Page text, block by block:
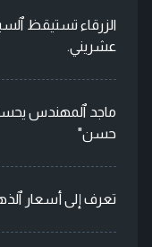
الزرقاء تستيقظ
عشريني.
ماجد ٱلمهندس
حسن"
تعرف إلى أسعار